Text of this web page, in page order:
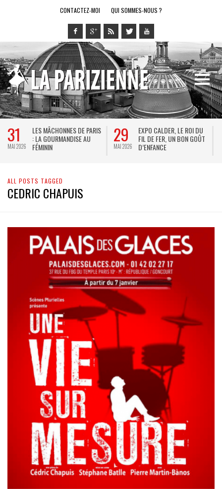
CONTACTEZ-MOI QUI SOMMES-NOUS ?
31
MAI 2026
LES MÂCHONNES DE PARIS
: LA GOURMANDISE AU
FÉMININ
29
MAI 2026
EXPO CALDER, LE ROI DU
FIL DE FER, UN BON GOÛT
D’ENFANCE
ALL POSTS TAGGED
CEDRIC CHAPUIS